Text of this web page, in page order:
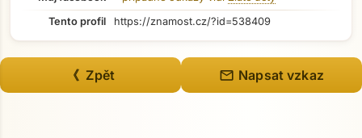
Tento profil
https://znamost.cz/?id=538409
《 Zpět mail Napsat vzkaz